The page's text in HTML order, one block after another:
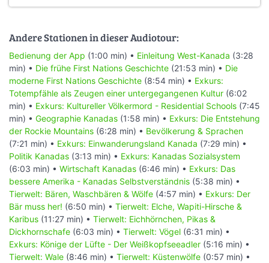
Andere Stationen in dieser Audiotour:
Bedienung der App (1:00 min) • Einleitung West-Kanada (3:28
min) • Die frühe First Nations Geschichte (21:53 min) • Die
moderne First Nations Geschichte (8:54 min) • Exkurs:
Totempfähle als Zeugen einer untergegangenen Kultur (6:02
min) • Exkurs: Kultureller Völkermord - Residential Schools (7:45
min) • Geographie Kanadas (1:58 min) • Exkurs: Die Entstehung
der Rockie Mountains (6:28 min) • Bevölkerung & Sprachen
(7:21 min) • Exkurs: Einwanderungsland Kanada (7:29 min) •
Politik Kanadas (3:13 min) • Exkurs: Kanadas Sozialsystem
(6:03 min) • Wirtschaft Kanadas (6:46 min) • Exkurs: Das
bessere Amerika - Kanadas Selbstverständnis (5:38 min) •
Tierwelt: Bären, Waschbären & Wölfe (4:57 min) • Exkurs: Der
Bär muss her! (6:50 min) • Tierwelt: Elche, Wapiti-Hirsche &
Karibus (11:27 min) • Tierwelt: Eichhörnchen, Pikas &
Dickhornschafe (6:03 min) • Tierwelt: Vögel (6:31 min) •
Exkurs: Könige der Lüfte - Der Weißkopfseeadler (5:16 min) •
Tierwelt: Wale (8:46 min) • Tierwelt: Küstenwölfe (0:57 min) •